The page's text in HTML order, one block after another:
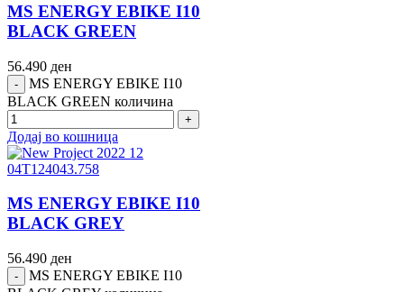
MS ENERGY EBIKE I10
BLACK GREEN
56.490 ден
MS ENERGY EBIKE I10
BLACK GREEN количина
Додај во кошница
MS ENERGY EBIKE I10
BLACK GREY
56.490 ден
MS ENERGY EBIKE I10